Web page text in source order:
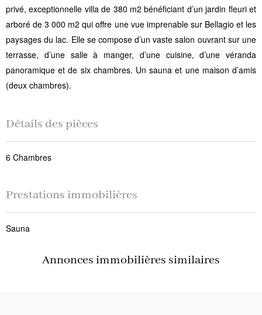
privé, exceptionnelle villa de 380 m2 bénéficiant d’un jardin fleuri et
arboré de 3 000 m2 qui offre une vue imprenable sur Bellagio et les
paysages du lac. Elle se compose d’un vaste salon ouvrant sur une
terrasse, d’une salle à manger, d’une cuisine, d’une véranda
panoramique et de six chambres. Un sauna et une maison d’amis
(deux chambres).
Détails des pièces
6 Chambres
Prestations immobilières
Sauna
Annonces immobilières similaires